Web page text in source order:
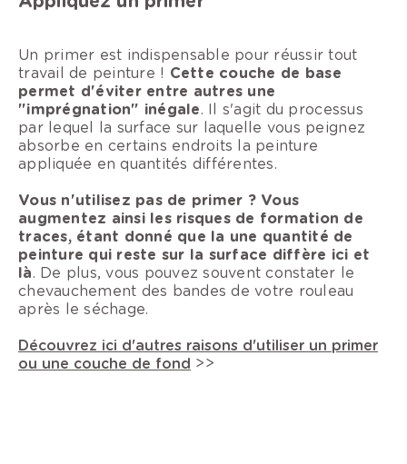
Un primer est indispensable pour réussir tout
travail de peinture ! Cette couche de base
permet d'éviter entre autres une
"imprégnation" inégale. Il s'agit du processus
par lequel la surface sur laquelle vous peignez
absorbe en certains endroits la peinture
appliquée en quantités différentes.
Vous n'utilisez pas de primer ? Vous
augmentez ainsi les risques de formation de
traces, étant donné que la une quantité de
peinture qui reste sur la surface diffère ici et
là. De plus, vous pouvez souvent constater le
chevauchement des bandes de votre rouleau
après le séchage.
Découvrez ici d'autres raisons d'utiliser un primer
ou une couche de fond >>